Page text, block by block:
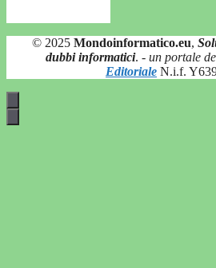
© 2025 Mondoinformatico.eu,
dubbi informatici. - un portale
Editoriale N.i.f.